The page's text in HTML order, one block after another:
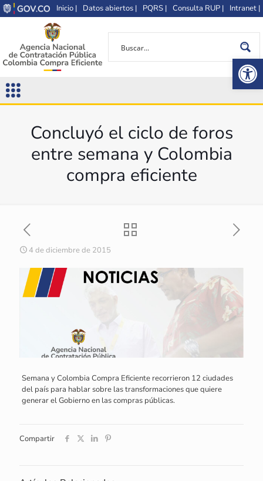
Inicio | Datos abiertos | PQRS | Consulta RUP | Intranet |
Concluyó el ciclo de foros
entre semana y Colombia
compra eficiente
4 de diciembre de 2015
Semana y Colombia Compra Eficiente recorrieron 12 ciudades
del país para hablar sobre las transformaciones que quiere
generar el Gobierno en las compras públicas.
Compartir